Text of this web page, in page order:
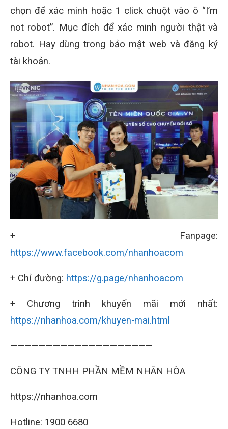
chọn để xác minh hoặc 1 click chuột vào ô “I’m
not robot”. Mục đích để xác minh người thật và
robot. Hay dùng trong bảo mật web và đăng ký
tài khoản.
+ Fanpage:
https://www.facebook.com/nhanhoacom
+ Chỉ đường: https://g.page/nhanhoacom
+ Chương trình khuyến mãi mới nhất:
https://nhanhoa.com/khuyen-mai.html
————————————————————
CÔNG TY TNHH PHẦN MỀM NHÂN HÒA
https://nhanhoa.com
Hotline: 1900 6680